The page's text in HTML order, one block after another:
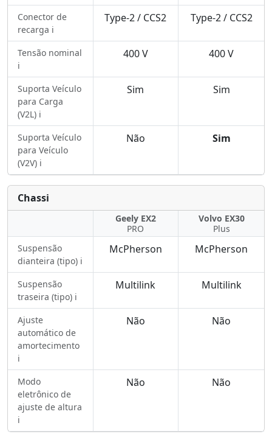
Conector de
recarga ℹ️
Type-2 / CCS2 Type-2 / CCS2
Tensão nominal
ℹ️
400 V 400 V
Suporta Veículo
para Carga
(V2L) ℹ️
Sim Sim
Suporta Veículo
para Veículo
(V2V) ℹ️
Não Sim
Chassi
Geely EX2
PRO
Volvo EX30
Plus
Suspensão
dianteira (tipo) ℹ️
McPherson McPherson
Suspensão
traseira (tipo) ℹ️
Multilink Multilink
Ajuste
automático de
amortecimento
ℹ️
Não Não
Modo
eletrônico de
ajuste de altura
ℹ️
Não Não